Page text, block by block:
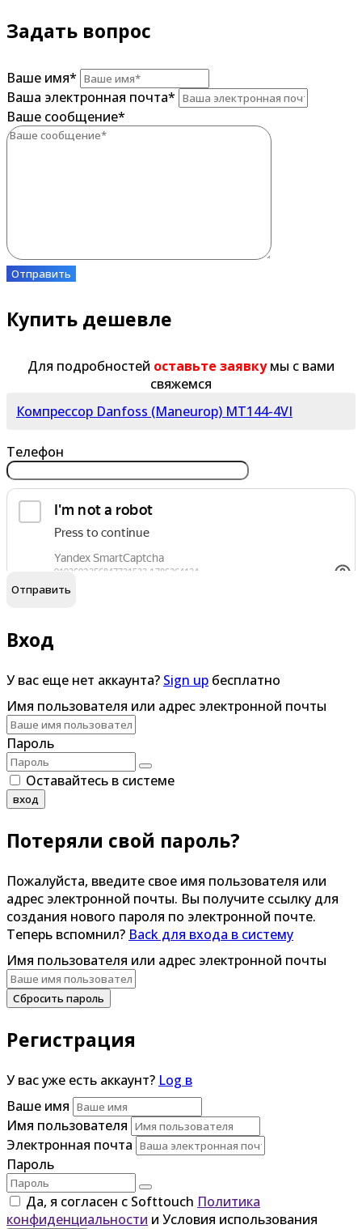
Задать вопрос
Ваше имя*
Ваша электронная почта*
Ваше сообщение*
Отправить
Купить дешевле
Для подробностей оставьте заявкумы с вами
свяжемся
Компрессор Danfoss (Maneurop) MT144-4VI
Телефон
Я согласен наобработку персональных данных
Вход
У вас еще нет аккаунта? Sign up бесплатно
Имя пользователя или адрес электронной почты
Пароль
Оставайтесь в системе
вход
Потеряли свой пароль?
Пожалуйста, введите свое имя пользователя или
адрес электронной почты. Вы получите ссылку для
создания нового пароля по электронной почте.
Теперь вспомнил? Back для входа в систему
Имя пользователя или адрес электронной почты
Сбросить пароль
Регистрация
У вас уже есть аккаунт? Log в
Ваше имя
Имя пользователя
Электронная почта
Пароль
Да, я согласен с Softtouch Политика
конфиденциальности и Условия использования